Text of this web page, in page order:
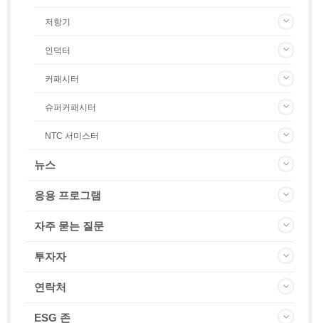
저항기
인덕터
커패시터
슈퍼커패시터
NTC 서미스터
뉴스
응용 프로그램
자주 묻는 질문
투자자
연락처
ESG 존